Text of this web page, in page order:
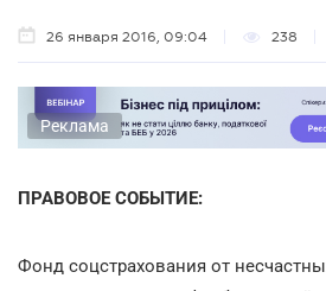
26 января 2016, 09:04 238
Реклама
ПРАВОВОЕ СОБЫТИЕ:
Фонд соцстрахования от